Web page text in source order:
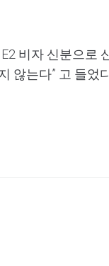
비자 신분으로
않는다” 고 들었